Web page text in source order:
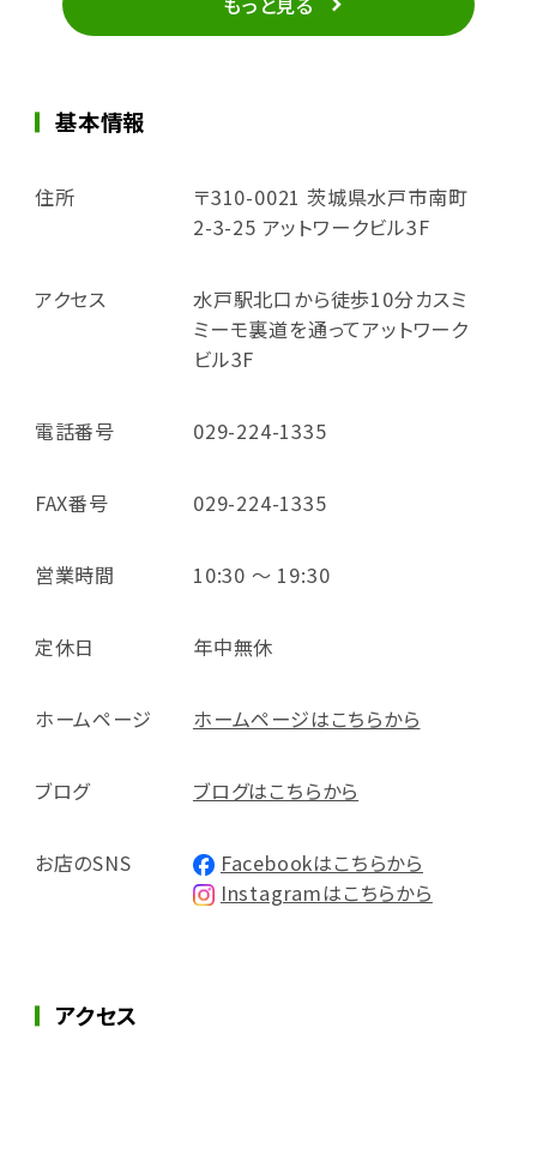
基本情報
住所
〒310-0021 茨城県水戸市南町
2-3-25 アットワークビル3F
アクセス
水戸駅北口から徒歩10分カスミ
ミーモ裏道を通ってアットワーク
ビル3F
電話番号 029-224-1335
FAX番号 029-224-1335
営業時間 10:30 ～ 19:30
定休日 年中無休
ホームページ ホームページはこちらから
ブログ ブログはこちらから
お店のSNS
Facebookはこちらから
Instagramはこちらから
アクセス